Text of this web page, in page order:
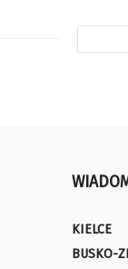
KIELCE
BUSKO-